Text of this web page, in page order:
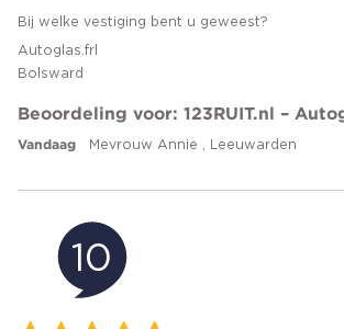
Bij welke vestiging bent u geweest?
Autoglas.frl
Bolsward
Beoordeling voor: 123RUIT.nl –
Vandaag Mevrouw Annie , Leeuwarden
10